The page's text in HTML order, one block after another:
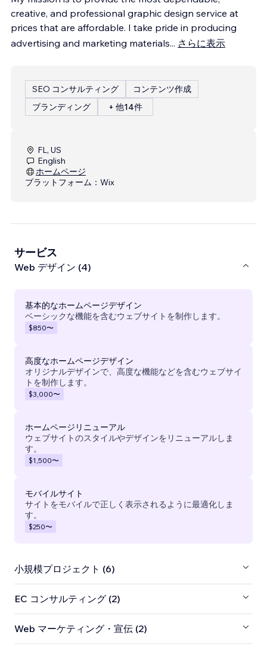
creative, and professional graphic design service at
prices that are affordable. I take pride in producing
advertising and marketing materials... さらに表示
SEO コンサルティング
コンテンツ作成
ブランディング
+ 他14件
FL, US
English
ホームページ
プラットフォーム： Wix
サービス
Web デザイン (4)
基本的なホームページデザイン
ベーシックな機能を含むウェブサイトを制作します。
$850〜
高度なホームページデザイン
オリジナルデザインで、高度な機能などを含むウェブサイ
トを制作します。
$3,000〜
ホームページリニューアル
ウェブサイトのスタイルやデザインをリニューアルしま
す。
$1,500〜
モバイルサイト
サイトをモバイルで正しく表示されるように最適化しま
す。
$250〜
小規模プロジェクト (6)
EC コンサルティング (2)
Web マーケティング・宣伝 (2)